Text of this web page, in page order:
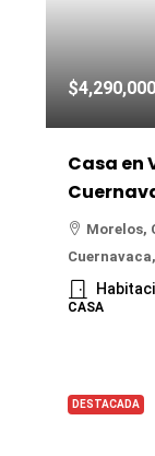
$4,290,000
Casa en
Morelos,
CASA
DESTACADA